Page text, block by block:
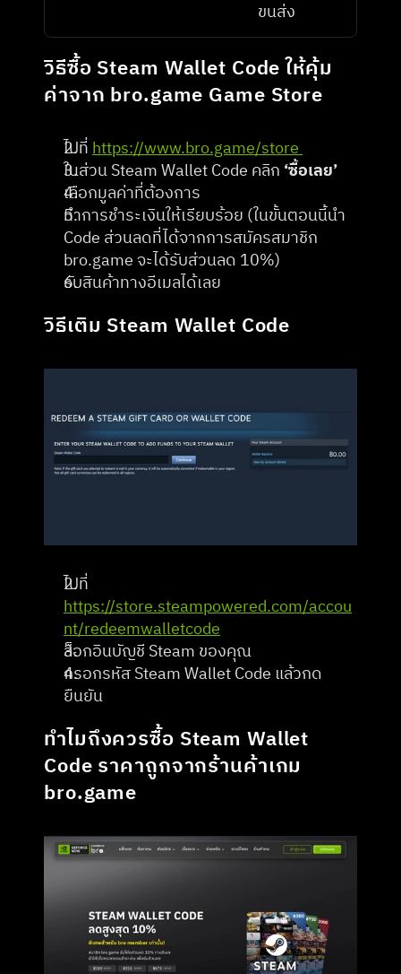
ขนส่ง
วิธีซื้อ Steam Wallet Code ให้คุ้ม
ค่าจาก bro.game Game Store
ไปที่ https://www.bro.game/store
ในส่วน Steam Wallet Code คลิก ‘ซื้อเลย’
เลือกมูลค่าที่ต้องการ
ทำการชำระเงินให้เรียบร้อย (ในขั้นตอนนี้นำ
Code ส่วนลดที่ได้จากการสมัครสมาชิก
bro.game จะได้รับส่วนลด 10%)
รับสินค้าทางอีเมลได้เลย
วิธีเติม Steam Wallet Code
https://store.steampowered.com/accou
nt/redeemwalletcode
ล็อกอินบัญชี Steam ของคุณ
กรอกรหัส Steam Wallet Code แล้วกด
ยืนยัน
ทำไมถึงควรซื้อ Steam Wallet
Code ราคาถูกจากร้านค้าเกม
bro.game